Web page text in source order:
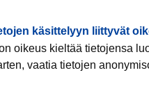
käsittelyyn liittyvät
oikeus kieltää tietojensa
vaatia tietojen